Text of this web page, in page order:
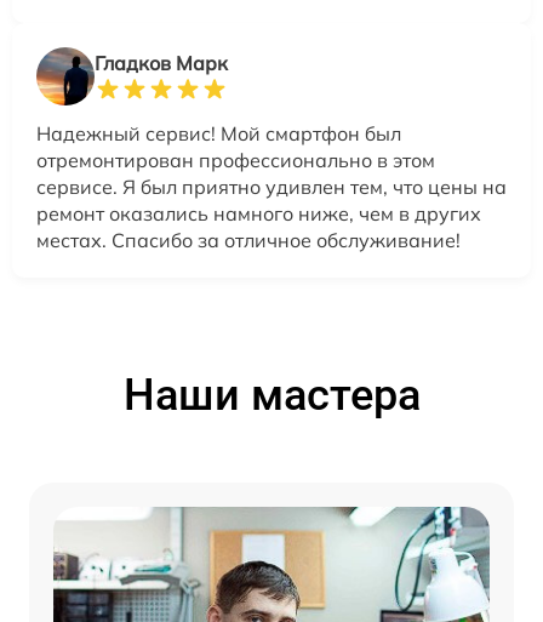
Гладков Марк
Надежный сервис! Мой смартфон был
отремонтирован профессионально в этом
сервисе. Я был приятно удивлен тем, что цены на
ремонт оказались намного ниже, чем в других
местах. Спасибо за отличное обслуживание!
Наши мастера